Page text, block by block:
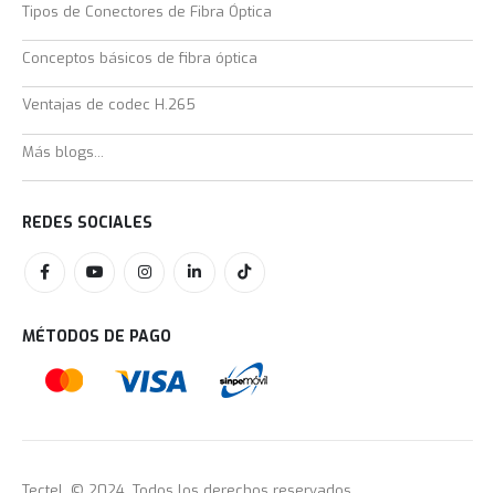
Tipos de Conectores de Fibra Óptica
Conceptos básicos de fibra óptica
Ventajas de codec H.265
Más blogs...
REDES SOCIALES
MÉTODOS DE PAGO